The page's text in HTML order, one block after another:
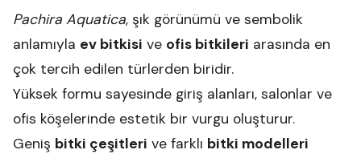
Pachira Aquatica, şık görünümü ve sembolik
anlamıyla ev bitkisi ve ofis bitkileri arasında en
çok tercih edilen türlerden biridir.
Yüksek formu sayesinde giriş alanları, salonlar ve
ofis köşelerinde estetik bir vurgu oluşturur.
Geniş bitki çeşitleri ve farklı bitki modelleri